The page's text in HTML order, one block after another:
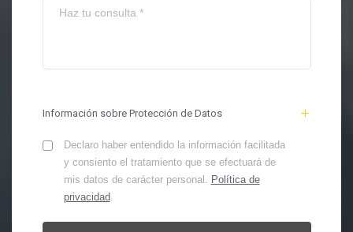
Información sobre Protección de Datos
Declaro haber entendido la información facilitada
y consiento el tratamiento que se efectuará de
mis datos de carácter personal. Política de
privacidad.